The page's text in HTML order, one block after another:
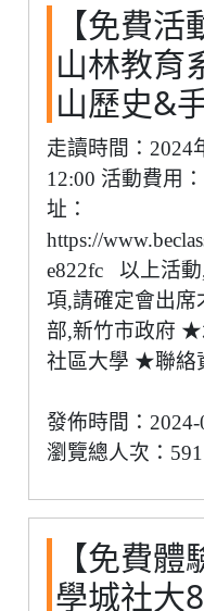
【免費
山林教育
山歷史&
走讀時間：2024
12:00 活動費用
址：
https://
e822fc 以上活
項,請確定會出
部,新竹市政府
社區大學 ★聯絡
發佈時間：2024-
瀏覽總人次：591
【免費
學城社大